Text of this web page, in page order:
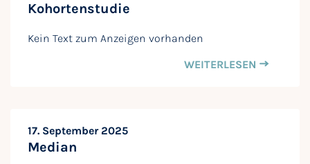
Kohortenstudie
Kein Text zum Anzeigen vorhanden
WEITERLESEN
17. September 2025
Median